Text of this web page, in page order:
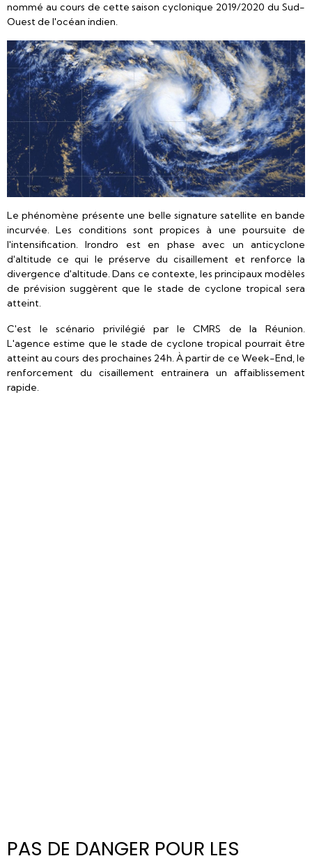
nommé au cours de cette saison cyclonique 2019/2020 du Sud-
Ouest de l'océan indien.
Le phénomène présente une belle signature satellite en bande
incurvée. Les conditions sont propices à une poursuite de
l'intensification. Irondro est en phase avec un anticyclone
d'altitude ce qui le préserve du cisaillement et renforce la
divergence d'altitude. Dans ce contexte, les principaux modèles
de prévision suggèrent que le stade de cyclone tropical sera
atteint.
C'est le scénario privilégié par le CMRS de la Réunion.
L'agence estime que le stade de cyclone tropical pourrait être
atteint au cours des prochaines 24h. À partir de ce Week-End, le
renforcement du cisaillement entrainera un affaiblissement
rapide.
PAS DE DANGER POUR LES